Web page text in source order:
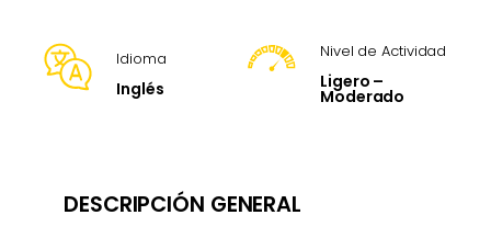
Idioma
Inglés
Nivel de Actividad
Ligero –
Moderado
DESCRIPCIÓN GENERAL